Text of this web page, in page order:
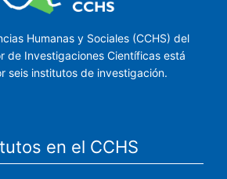
Humanas y Sociales (CCHS) del
de Investigaciones Científicas está
seis institutos de investigación.
en el CCHS